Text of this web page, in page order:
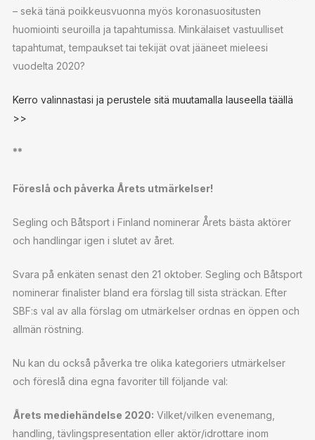
– sekä tänä poikkeusvuonna myös koronasuositusten
huomiointi seuroilla ja tapahtumissa. Minkälaiset vastuulliset
tapahtumat, tempaukset tai tekijät ovat jääneet mieleesi
vuodelta 2020?
Kerro valinnastasi ja perustele sitä muutamalla lauseella täällä
>>
**
Föreslå och påverka Årets utmärkelser!
Segling och Båtsport i Finland nominerar Årets bästa aktörer
och handlingar igen i slutet av året.
Svara på enkäten senast den 21 oktober. Segling och Båtsport
nominerar finalister bland era förslag till sista sträckan. Efter
SBF:s val av alla förslag om utmärkelser ordnas en öppen och
allmän röstning.
Nu kan du också påverka tre olika kategoriers utmärkelser
och föreslå dina egna favoriter till följande val:
Årets mediehändelse 2020: Vilket/vilken evenemang,
handling, tävlingspresentation eller aktör/idrottare inom